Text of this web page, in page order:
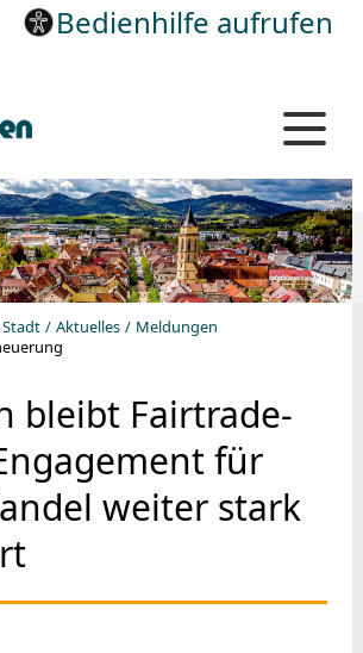
Bedienhilfe aufrufen
Stadt Aktuelles
Meldungen
bleibt Fairtrade-
für
weiter stark